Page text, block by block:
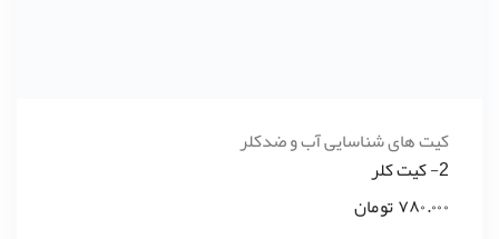
کیت های شناسایی آب و ضدکلر
2- کیت کلر
۷۸۰.۰۰۰تومان